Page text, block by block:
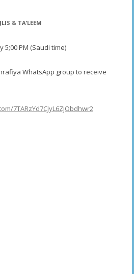
& TA’LEEM
5;00 PM (Saudi time)
WhatsApp group to receive
7TARzYd7CJyL6ZjObdhwr2